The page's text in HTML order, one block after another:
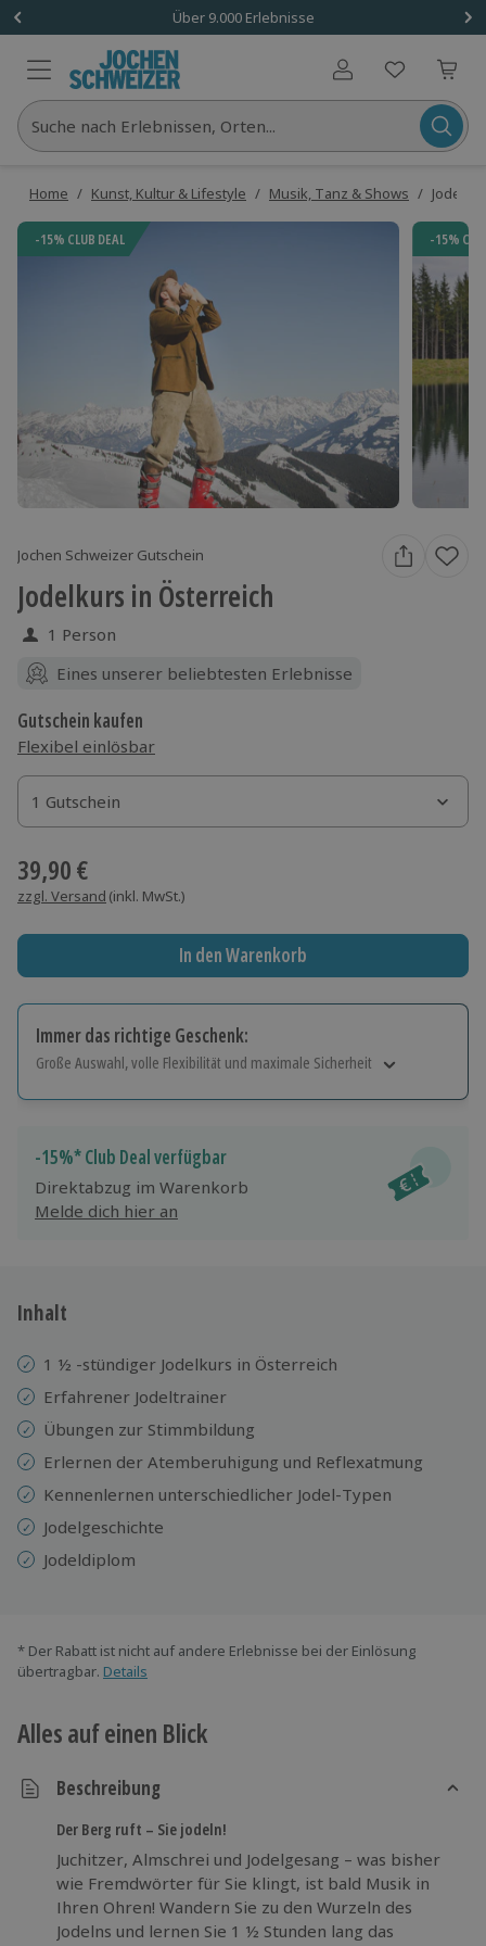
Über 9.000 Erlebnisse
Benutzerkonto
Suche nach Erlebnissen, Orten...
Home / Kunst, Kultur & Lifestyle / Musik, Tanz & Shows /
-15% CLUB DEAL -15%
Jochen Schweizer Gutschein
Jodelkurs in Österreich
1 Person
Eines unserer beliebtesten Erlebnisse
Gutschein kaufen
Flexibel einlösbar
1 Gutschein
1 Gutschein
1 Gutschein
39,90 €
zzgl. Versand (inkl. MwSt.)
In den Warenkorb
Immer das richtige Geschenk:
Große Auswahl, volle Flexibilität und maximale Sicherheit
Jeder Gutschein für alle Erlebnisse einlösbar.
Maximale Sicherheit
10 Jahre gültig & verlängerbar.
-15%* Club Deal verfügbar
Direktabzug im Warenkorb
Melde dich hier an
Inhalt
1 ½ -stündiger Jodelkurs in Österreich
Erfahrener Jodeltrainer
Übungen zur Stimmbildung
Erlernen der Atemberuhigung und Reflexatmung
Kennenlernen unterschiedlicher Jodel-Typen
Jodelgeschichte
Jodeldiplom
* Der Rabatt ist nicht auf andere Erlebnisse bei der Einlösung
übertragbar. Details
Alles auf einen Blick
Beschreibung
Der Berg ruft – Sie jodeln!
Juchitzer, Almschrei und Jodelgesang – was bisher
wie Fremdwörter für Sie klingt, ist bald Musik in
Ihren Ohren! Wandern Sie zu den Wurzeln des
Jodelns und lernen Sie 1 ½ Stunden lang das